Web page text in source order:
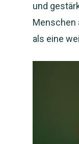
und
Menschen
als eine